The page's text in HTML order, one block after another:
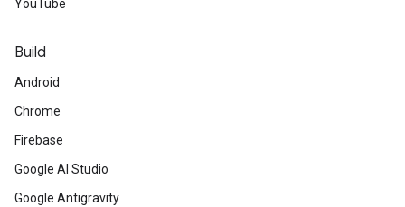
YouTube
Build
Android
Chrome
Firebase
Google AI Studio
Google Antigravity